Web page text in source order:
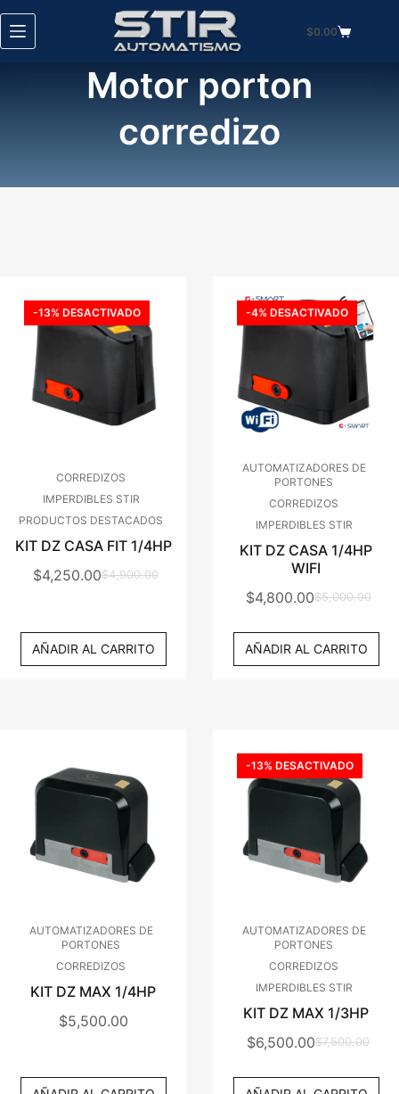
Saltar
al
Carro
compra
$0.00
Motor porton
corredizo
-13% DESACTIVADO
CORREDIZOS
IMPERDIBLES STIR
PRODUCTOS DESTACADOS
KIT DZ CASA FIT 1/4HP
$4,900.00
El
Original
Era:
$4,250.00
El
Actual
Es:
AÑADIR AL CARRITO
-4% DESACTIVADO
AUTOMATIZADORES DE
PORTONES
CORREDIZOS
IMPERDIBLES STIR
KIT DZ CASA 1/4HP
WIFI
$5,000.00
El
Precio
Original
$4,800.00
El
Precio
Actual
AÑADIR AL CARRITO
AUTOMATIZADORES DE
PORTONES
CORREDIZOS
KIT DZ MAX 1/4HP
$5,500.00
-13% DESACTIVADO
AUTOMATIZADORES DE
PORTONES
CORREDIZOS
IMPERDIBLES STIR
KIT DZ MAX 1/3HP
$7,500.00
El
Precio
$6,500.00
El
Precio